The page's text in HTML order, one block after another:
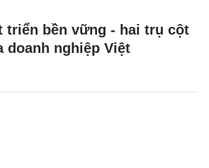
triển bền vững - hai trụ cột
doanh nghiệp Việt